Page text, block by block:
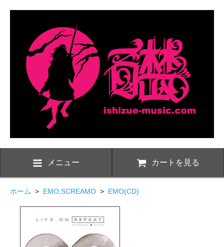
メニュー カートを見る
ホーム > EMO,SCREAMO > EMO(CD)